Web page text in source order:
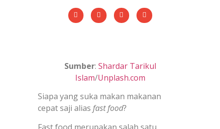
Sumber: Shardar Tarikul
Islam/Unplash.com
Siapa yang suka makan makanan
cepat saji aliasfast food?